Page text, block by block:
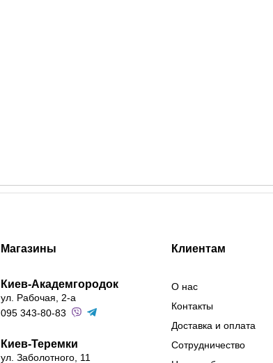
Магазины
Киев-Академгородок
ул. Рабочая, 2-а
095 343-80-83
Киев-Теремки
ул. Заболотного, 11
Клиентам
О нас
Контакты
Доставка и оплата
Сотрудничество